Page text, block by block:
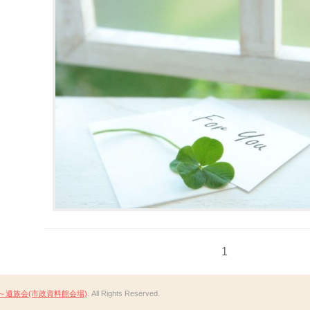
1
遺族会(市政資料館会場) . All Rights Reserved.